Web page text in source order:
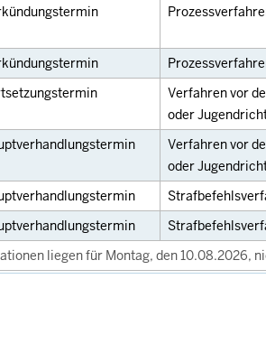
Verfahren vor
oder
Verfahren vor
oder
liegen für Montag, den 10.08.2026,